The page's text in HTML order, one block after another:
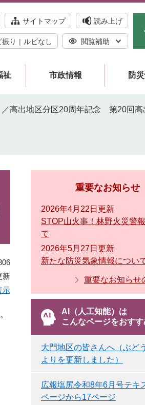
サイトマップ 読み上げ
振り ルビなし 閲覧補助
祉 市政情報 防
／高出地区分区20周年記念 第20回高
新
示
重要なお知らせ
2026年4月22日更新
STOP山火事！林野火災警
て
2026年5月27日更新
新たな防災気象情報につい
重要なお知らせ
AI（人工知能）は
こんなページをおす
大門地区の皆さんへ（ぶど
よりを更新しました）
広報塩尻令和8年6月号テキ
ページから17ページ